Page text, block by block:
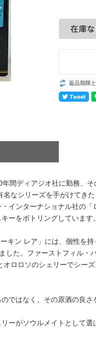
返品期限
間ディアジオ社に勤務、
なシリーズを手がけてき
インターナショナル社の
ーをボトリングしています。
キン レア」には、個性を持
した。ファーストフィル
ロロソのシェリーでシー
ではなく、その原酒の良
ーがソウルメイトとして